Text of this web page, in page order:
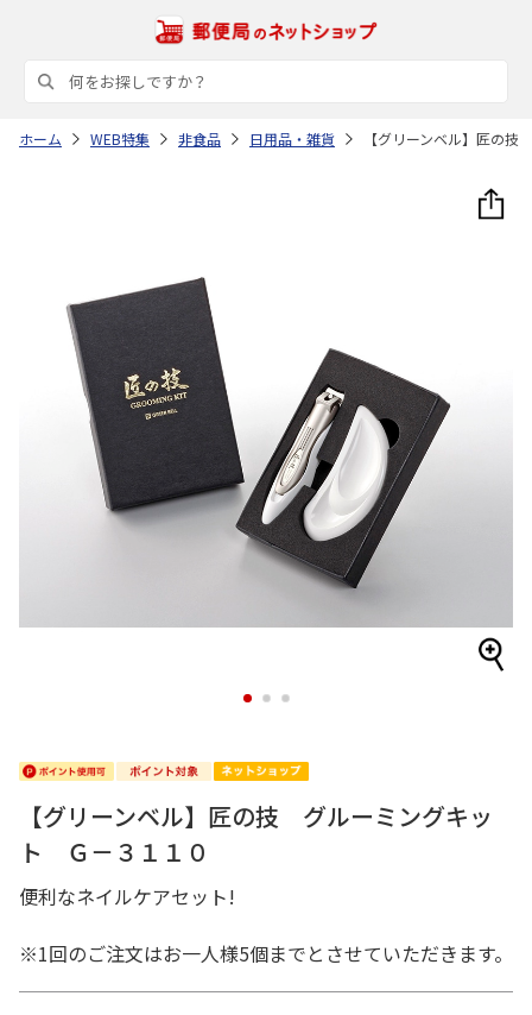
ホーム WEB特集 非食品 日用品・雑貨 【グリーンベル】匠の
1 2 3
【グリーンベル】匠の技 グルーミングキッ
ト Ｇ－３１１０
便利なネイルケアセット!
※1回のご注文はお一人様5個までとさせていただきます。